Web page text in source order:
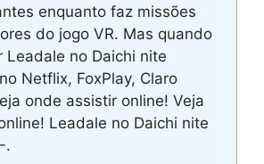
enquanto faz missões
do jogo VR. Mas quando
Leadale no Daichi nite
Netflix, FoxPlay, Claro
onde assistir online! Veja
Leadale no Daichi nite
.